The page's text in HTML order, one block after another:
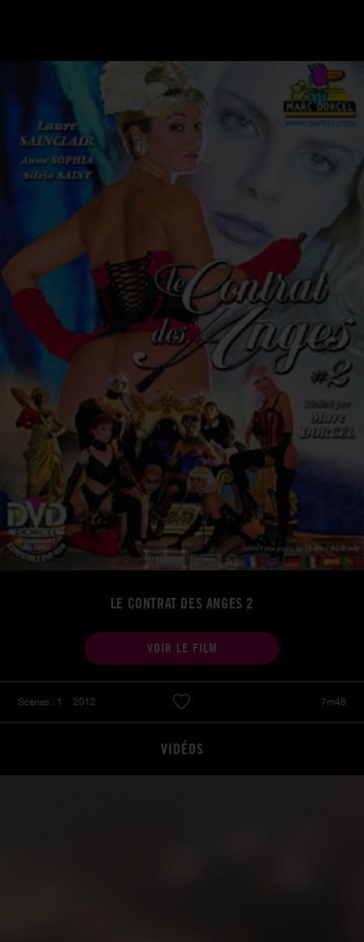
LE CONTRAT DES ANGES 2
VOIR LE FILM
Scènes : 1 2012 7m48
VIDÉOS